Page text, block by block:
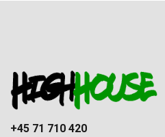
+45 71 710 420